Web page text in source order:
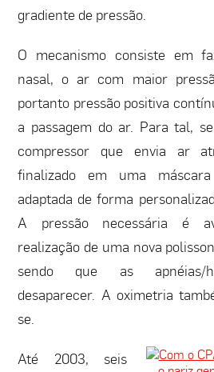
gradiente de pressão.
O mecanismo consiste em
nasal, o ar com maior
portanto pressão positiva
a passagem do ar. Para tal,
compressor que envia ar
finalizado em uma
adaptada de forma
A pressão necessária é
realização de uma nova
sendo que as apnéias/
desaparecer. A oximetria
se.
Até 2003, seis